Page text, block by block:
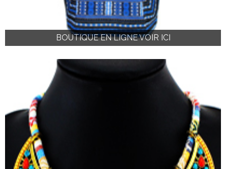
BOUTIQUE EN LIGNE VOIR ICI